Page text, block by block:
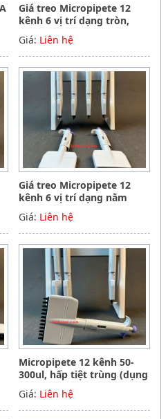
Giá treo Micropipete 12
kênh 6 vị trí dạng tròn,
Hãng Phoenix instrument
Germany
Giá: Liên hệ
Giá treo Micropipete 12
kênh 6 vị trí dạng nằm
ngang, Hãng Phoenix
instrument Germany
Giá: Liên hệ
Micropipete 12 kênh 50-
300ul, hấp tiệt trùng (dụng
cụ hút mẫu, chất lỏng),
Hãng Phoenix instrument
Germany
Giá: Liên hệ